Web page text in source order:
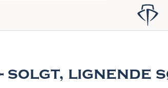
solgt, lignende